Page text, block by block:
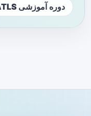
دوره آموزشی ATLS